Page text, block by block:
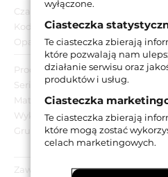
Czas dostawy:
Kod EAN:
Opakowanie zbiorcze:
Producent:
Seria:
Materiał:
Wykończenie:
Grubość:
Zawartość opakowania:
wyłączone.
Ciasteczka
Te ciasteczka zbierają
które pozwalają nam
działanie serwisu oraz
produktów i usług.
Ciasteczka
Te ciasteczka zbierają
które mogą zostać
celach marketingowych.